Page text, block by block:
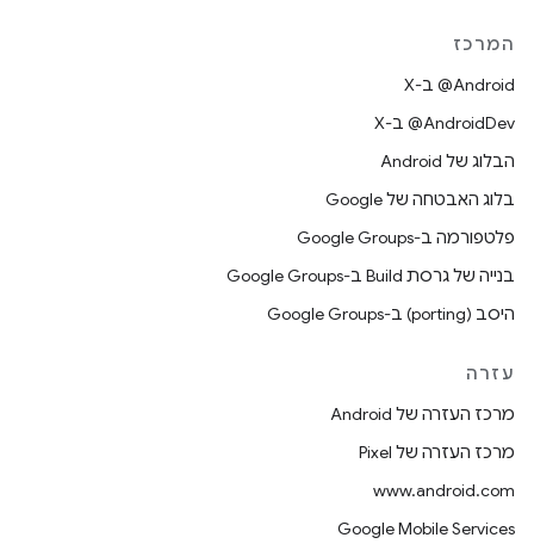
המרכז
‫‎@Android ב-X
‫‎@AndroidDev ב-X
הבלוג של Android
בלוג האבטחה של Google
פלטפורמה ב-Google Groups
בנייה של גרסת Build ב-Google Groups
היסב (porting) ב-Google Groups
עזרה
מרכז העזרה של Android
מרכז העזרה של Pixel
www.android.com
Google Mobile Services